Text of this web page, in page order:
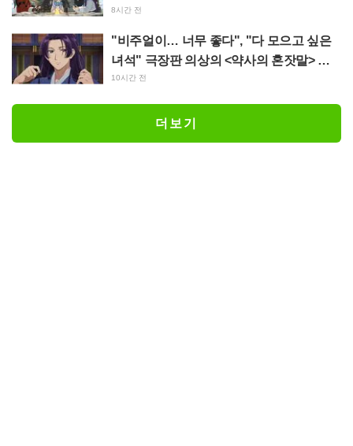
관에 "매일 알차게 보내네"
8시간 전
"비주얼이… 너무 좋다", "다 모으고 싶은
녀석" 극장판 의상의 <약사의 혼잣말> 마
오마오와 진시가 정교한 피규어로 입체화
10시간 전
더보기